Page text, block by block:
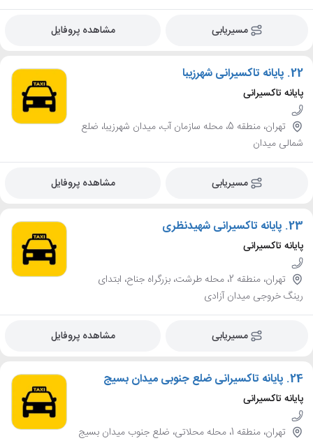
مسیریابی مشاهده پروفایل
22. پایانه تاکسیرانی شهرزیبا
پایانه تاکسیرانی
تهران، منطقه 5، محله سازمان آب، میدان شهرزیبا، ضلع
شمالی میدان
مسیریابی مشاهده پروفایل
23. پایانه تاکسیرانی شهیدنظری
پایانه تاکسیرانی
تهران، منطقه 2، محله طرشت، بزرگراه جناح، ابتدای
رینگ خروجی میدان آزادی
مسیریابی مشاهده پروفایل
24. پایانه تاکسیرانی ضلع جنوبی میدان بسیج
پایانه تاکسیرانی
تهران، منطقه 1، محله محلاتی، ضلع جنوب میدان بسیج